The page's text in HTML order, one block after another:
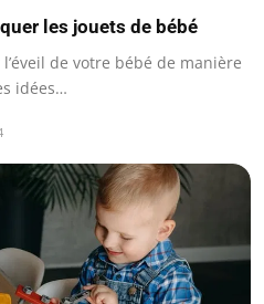
les jouets de bébé
de votre bébé de manière
idées…